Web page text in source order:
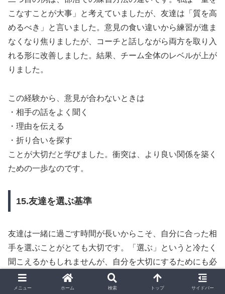
こなすことが大事」と考えていましたが、友達は「質を高
めるべき」と言いました。意見の食い違いから練習が進ま
なくなり焦りましたが、コーチと話しながら両方を取り入
れる形に改善しました。結果、チーム全体のレベルが上が
りました。
この経験から、意見が合わないときは
・相手の話をよく聞く
・理由を伝える
・折り合いを探す
ことが大切だと学びました。衝突は、より良い関係を築く
ための一歩なのです。
15.友達を選ぶ基準
友達は一緒に過ごす時間が長いからこそ、自分に合った相
手を選ぶことがとても大切です。「選ぶ」というと冷たく
聞こえるかもしれませんが、自分を大切にするためにも必
要な視点です。
メニュー ホーム 検索 トップ サイドバー